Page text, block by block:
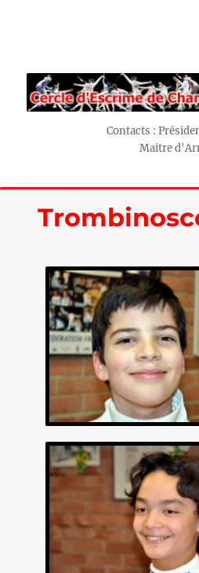
Contacts :
Maitre